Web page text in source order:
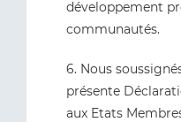
développement
communautés.
6. Nous
présente
aux Etats